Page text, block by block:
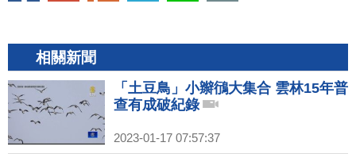
相關新聞
「土豆鳥」小辮鴴大集合 雲林15年普
查有成破紀錄
2023-01-17 07:57:37